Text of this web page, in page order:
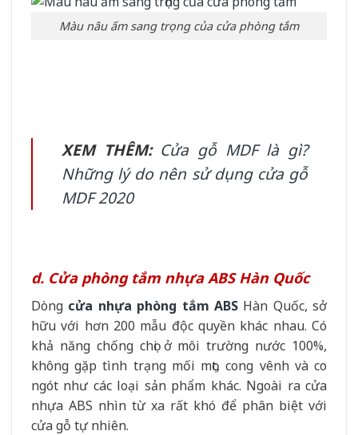
Màu nâu ấm sang trọng của cửa phòng tắm
XEM THÊM: Cửa gỗ MDF là gì?
Những lý do nên sử dụng cửa gỗ
MDF 2020
d. Cửa phòng tắm nhựa ABS Hàn Quốc
Dòng cửa nhựa phòng tắm ABSHàn Quốc, sở
hữu với hơn 200 mẫu độc quyền khác nhau. Có
khả năng chống chọi ở môi trường nước 100%,
không gặp tình trạng mối mọt, cong vênh và co
ngót như các loại sản phẩm khác. Ngoài ra cửa
nhựa ABS nhìn từ xa rất khó để phân biệt với
cửa gỗ tự nhiên.